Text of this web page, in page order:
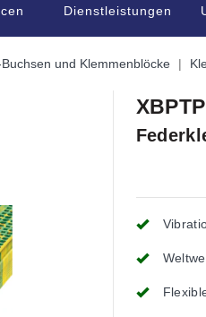
Dienstleistungen
und Klemmenblöcke